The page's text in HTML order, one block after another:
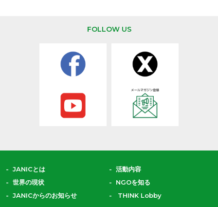
FOLLOW US
JANICとは
活動内容
世界の現状
NGOを知る
JANICからのお知らせ
THINK Lobby